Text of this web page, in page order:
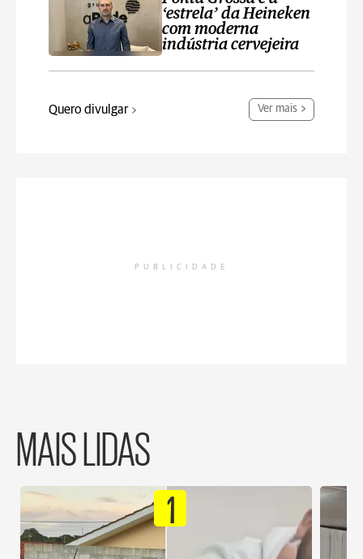
‘estrela’ da Heineken
com moderna
indústria cervejeira
Quero divulgar Ver mais
PUBLICIDADE
MAIS LIDAS
1